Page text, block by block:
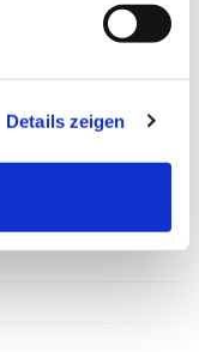
Details zeigen